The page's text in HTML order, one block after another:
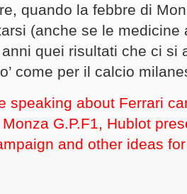
quando la febbre di
(anche se le medicine
quei risultati che ci si
come per il calcio
speaking about Ferrari
G.P.F1, Hublot
and other ideas